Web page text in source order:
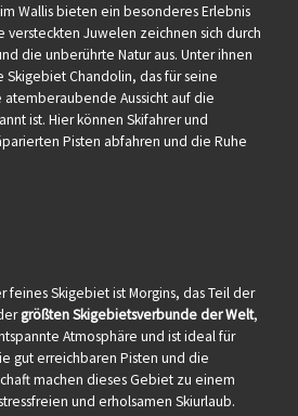
Wallis bieten ein besonderes Erlebnis
versteckten Juwelen zeichnen sich durch
die unberührte Natur aus. Unter ihnen
Skigebiet Chandolin, das für seine
Aussicht auf die
ist. Hier können Skifahrer und
Pisten abfahren und die Ruhe
feines Skigebiet ist Morgins, das Teil der
größten Skigebietsverbunde der Welt,
Atmosphäre und ist ideal für
gut erreichbaren Pisten und die
machen dieses Gebiet zu einem
und erholsamen Skiurlaub.